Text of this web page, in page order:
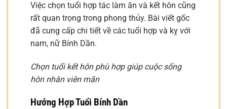
Việc chọn tuổi hợp tác làm ăn và kết hôn cũng
rất quan trọng trong phong thủy. Bài viết gốc
đã cung cấp chi tiết về các tuổi hợp và kỵ với
nam, nữ Bính Dần.
Chọn tuổi kết hôn phù hợp giúp cuộc sống
hôn nhân viên mãn
Hướng Hợp Tuổi Bính Dần